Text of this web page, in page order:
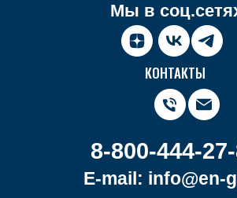
КОНТАКТЫ
E-mail: info@en-
8-800-444-
Мы в